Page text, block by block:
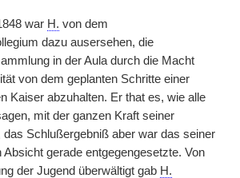
war H. von dem
dazu ausersehen, die
in der Aula durch die Macht
von dem geplanten Schritte einer
Kaiser abzuhalten. Er that es, wie alle
mit der ganzen Kraft seiner
das Schlußergebniß aber war das seiner
Absicht gerade entgegengesetzte. Von
der Jugend überwältigt gab H.